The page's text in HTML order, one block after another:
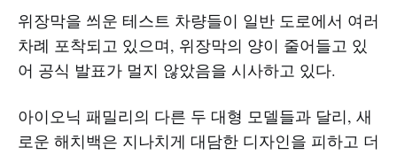
위장막을 씌운 테스트 차량들이 일반 도로에서 여러
차례 포착되고 있으며, 위장막의 양이 줄어들고 있
어 공식 발표가 멀지 않았음을 시사하고 있다.
아이오닉 패밀리의 다른 두 대형 모델들과 달리, 새
로운 해치백은 지나치게 대담한 디자인을 피하고 더